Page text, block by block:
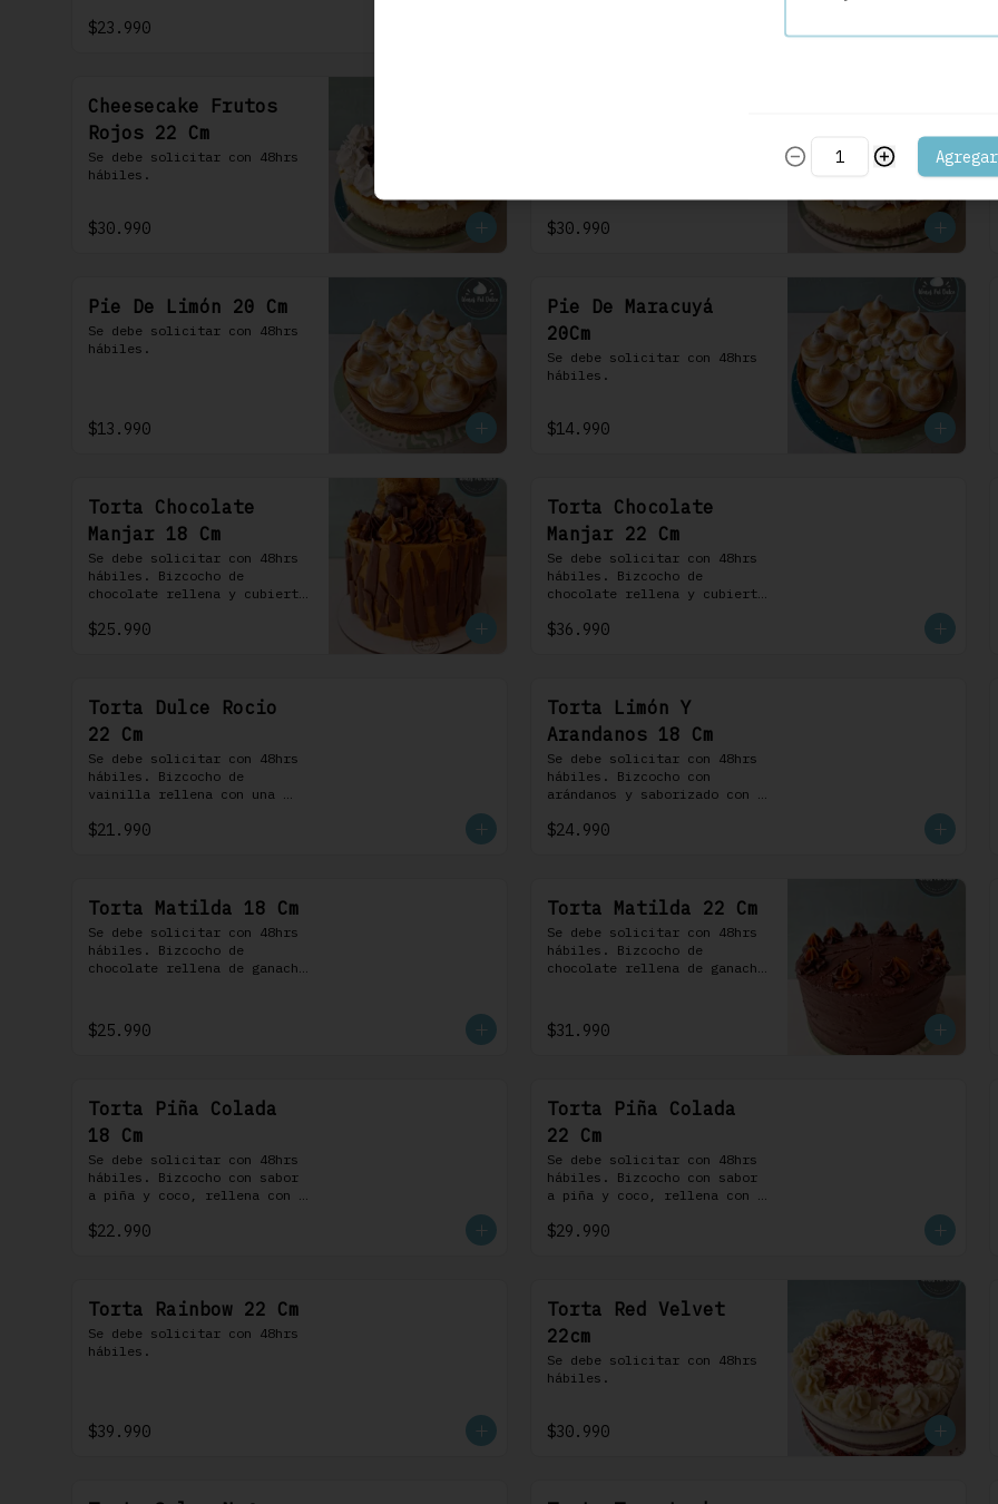
frosting de queso de crema.
$23.990
Cheesecake Frutos
Rojos 22 Cm
Se debe solicitar con 48hrs
hábiles.
$30.990 $30.990
Pie De Limón 20 Cm
Se debe solicitar con 48hrs
hábiles.
$13.990
Pie De Maracuyá
20Cm
Se debe solicitar con 48hrs
hábiles.
$14.990
Torta Chocolate
Manjar 18 Cm
Se debe solicitar con 48hrs
hábiles. Bizcocho de
chocolate rellena y cubierta
6 profiteroles.
$25.990
Torta Chocolate
Manjar 22 Cm
Se debe solicitar con 48hrs
hábiles. Bizcocho de
chocolate rellena y cubierta
8 profiteroles.
$36.990
Torta Dulce Rocio
22 Cm
Se debe solicitar con 48hrs
hábiles. Bizcocho de
vainilla rellena con una
saborizada con dulce de
$21.990
Torta Limón Y
Arandanos 18 Cm
Se debe solicitar con 48hrs
hábiles. Bizcocho con
arándanos y saborizado con
mermelada de frutos rojos y
$24.990
Torta Matilda 18 Cm
Se debe solicitar con 48hrs
hábiles. Bizcocho de
chocolate rellena de ganache
chocolate. 100% chocolate.
$25.990
Torta Matilda 22 Cm
Se debe solicitar con 48hrs
hábiles. Bizcocho de
chocolate rellena de ganache
chocolate. 100% chocolate.
$31.990
Torta Piña Colada
18 Cm
Se debe solicitar con 48hrs
hábiles. Bizcocho con sabor
a piña y coco, rellena con
y coco, cubierta con
$22.990
Torta Piña Colada
22 Cm
Se debe solicitar con 48hrs
hábiles. Bizcocho con sabor
a piña y coco, rellena con
y coco, cubierta con
$29.990
Torta Rainbow 22 Cm
Se debe solicitar con 48hrs
hábiles.
$39.990
Torta Red Velvet
22cm
Se debe solicitar con 48hrs
hábiles.
$30.990
Agregar